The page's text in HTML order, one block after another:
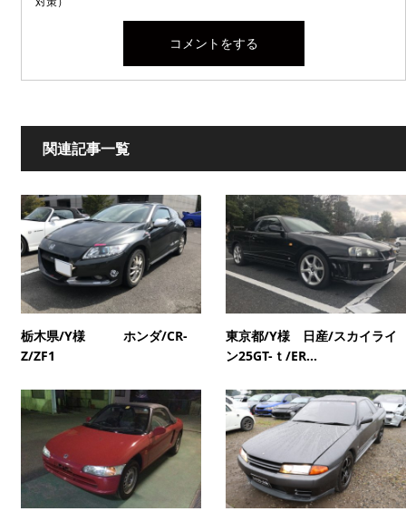
関連記事一覧
栃木県/Y様 ホンダ/CR-
Z/ZF1
東京都/Y様 日産/スカイライ
ン25GT-ｔ/ER...